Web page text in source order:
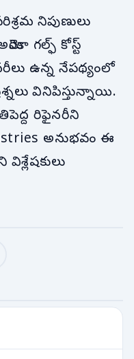
నిపుణులు
గల్ఫ్ కోస్ట్
ఉన్న నేపథ్యంలో
వినిపిస్తున్నాయి.
రిఫైనరీని
అనుభవం ఈ
విశ్లేషకులు